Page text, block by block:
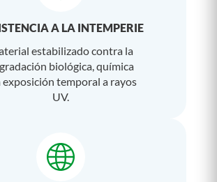
A LA INTEMPERIE
estabilizado contra la
biológica, química
exposición temporal a rayos
UV.